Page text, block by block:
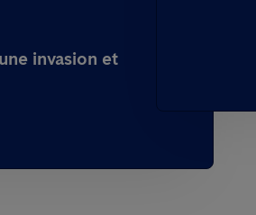
invasion et